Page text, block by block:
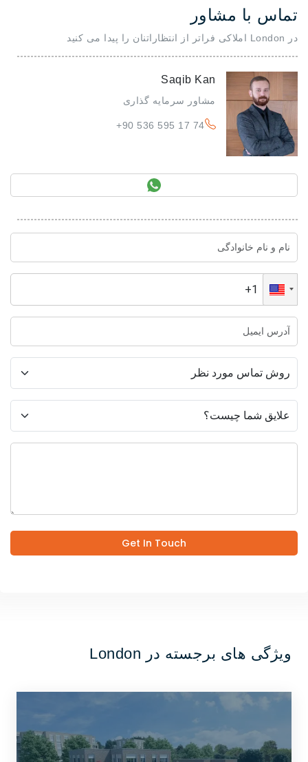
تماس با مشاور
در London املاکی فراتر از انتظاراتنان را پیدا می کنید
Saqib Kan
مشاور سرمایه گذاری
+90 536 595 17 74
Get In Touch
ویژگی های برجسته در London